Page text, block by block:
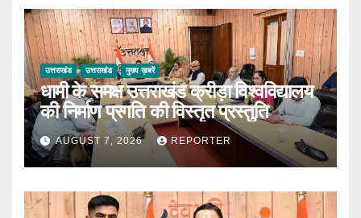
उत्तराखंड उत्तराखंड मुख्य ख़बरें
धामी के समक्ष उत्तराखंड क्रीड़ा विश्वविद्यालय
की निर्माण प्रगति की विस्तृत प्रस्तुति
AUGUST 7, 2026 REPORTER